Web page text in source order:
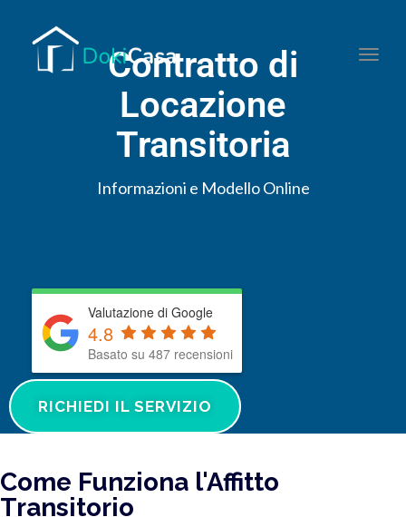
Contratto di
Locazione
Transitoria
Informazioni e Modello Online
Valutazione di Google
4.8
Basato su 487 recensioni
RICHIEDI IL SERVIZIO
Come Funziona l'Affitto
Transitorio